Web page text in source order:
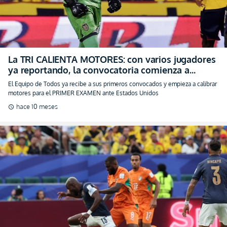
TOMAR CUERPO
El Equipo de Todos ya recibe a sus primeros convocados y empieza a calibrar
motores para el PRIMER EXAMEN ante Estados Unidos
hace 10 meses